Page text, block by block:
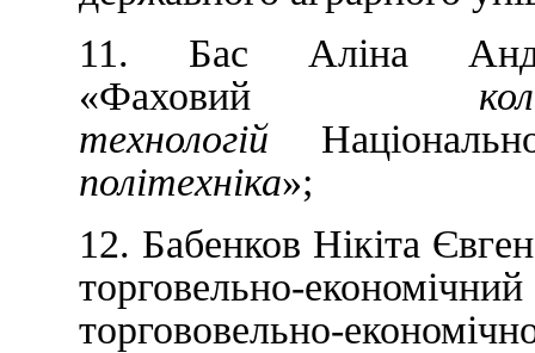
11. Бас Аліна
«Фаховий
технологій
політехніка»;
12. Бабенков Нікіта
торговельно-
торгововельно-